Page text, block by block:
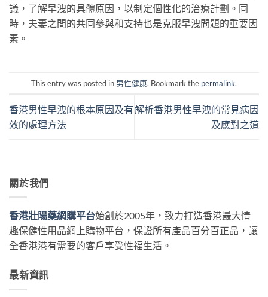
議，了解早洩的具體原因，以制定個性化的治療計劃。同
時，夫妻之間的共同參與和支持也是克服早洩問題的重要因
素。
This entry was posted in 男性健康. Bookmark the permalink.
香港男性早洩的根本原因及有
效的處理方法
解析香港男性早洩的常見病因
及應對之道
關於我們
香港壯陽藥網購平台始創於2005年，致力打造香港最大情
趣保健性用品網上購物平台，保證所有產品百分百正品，讓
全香港港有需要的客戶享受性福生活。
最新資訊